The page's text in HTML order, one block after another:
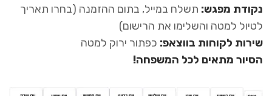
נקודת מפגש: תשלח במייל, בתום ההזמנה (בחרו תאריך
לטיול למטה והשלימו את הרישום)
שירות לקוחות בווצאפ: כפתור ירוק למטה
הסיור מתאים לכל המשפחה!